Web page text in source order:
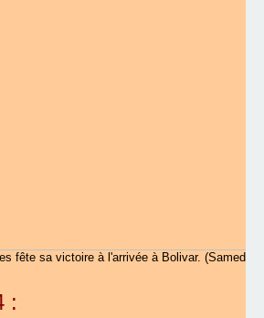
fête sa victoire à l'arrivée à Bolivar. (Samedi
: